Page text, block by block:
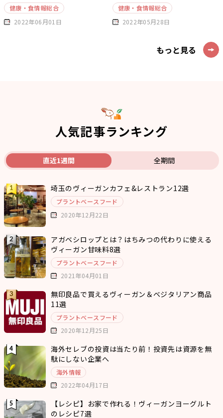
健康・食情報総合
2022年06月01日
健康・食情報総合
2022年05月28日
もっと見る
人気記事ランキング
直近1週間 全期間
埼玉のヴィーガンカフェ&レストラン12選
プラントベースフード
2020年12月22日
アガベシロップとは？はちみつの代わりに使える
ヴィーガン甘味料8選
プラントベースフード
2021年04月01日
無印良品で買えるヴィーガン＆ベジタリアン商品
11選
プラントベースフード
2020年12月25日
海外セレブの投資は当たり前！投資先は資源を無
駄にしない企業へ
海外情報
2022年04月17日
【レシピ】お家で作れる！ヴィーガンヨーグルト
のレシピ7選